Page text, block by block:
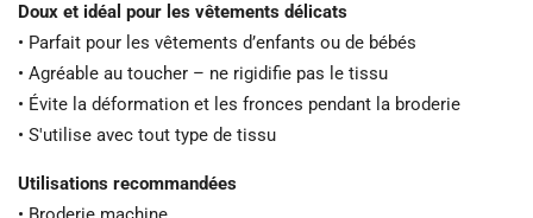
Doux et idéal pour les vêtements délicats
• Parfait pour les vêtements d’enfants ou de bébés
• Agréable au toucher – ne rigidifie pas le tissu
• Évite la déformation et les fronces pendant la broderie
• S'utilise avec tout type de tissu
Utilisations recommandées